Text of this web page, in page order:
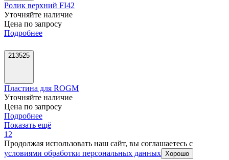
Ролик верхний FI42
Уточняйте наличие
Цена по запросу
Подробнее
213525
Пластина для ROGM
Уточняйте наличие
Цена по запросу
Подробнее
Показать ещё
1 2
Продолжая использовать наш сайт, вы соглашаетесь c
условиями обработки персональных данных Хорошо